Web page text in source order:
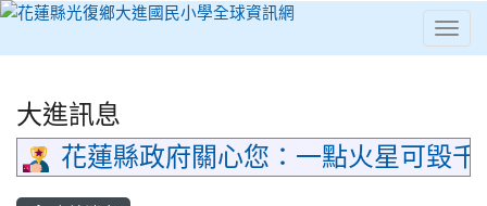
⏸
大進訊息
花蓮縣政府關心您：一點火星可毀